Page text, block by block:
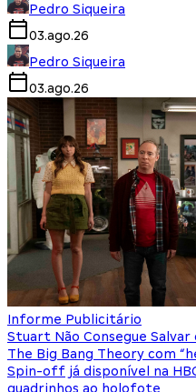
Pedro Siqueira
03.ago.26
Pedro Siqueira
03.ago.26
Informe Publicitário
Stuart Não Consegue
The Big Bang Theory com
Spin-off já disponível na
quadrinhos ao holofote